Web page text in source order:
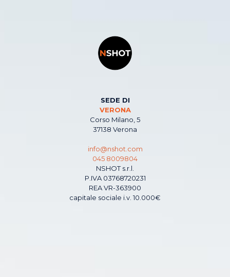
SEDE DI
VERONA
Corso Milano, 5
37138 Verona
info@nshot.com
045 8009804
NSHOT s.r.l.
P.IVA 03768720231
REA VR-363900
capitale sociale i.v. 10.000€